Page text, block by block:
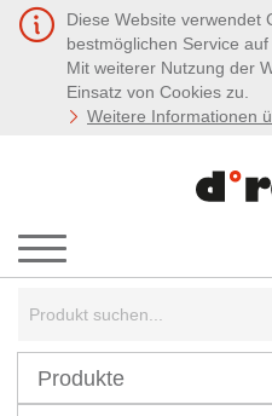
Diese Website verwendet
bestmöglichen Service auf
Mit weiterer Nutzung der
Einsatz von Cookies zu.
Weitere Informationen
Menü
Produkte